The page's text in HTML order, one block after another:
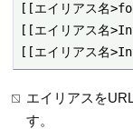
[[エイリアス名
[[エイリアス名
[[エイリアス名
エイリアスを
す。